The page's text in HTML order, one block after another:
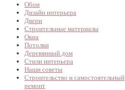
Обои
Дизайн интерьера
Двери
Строительные материалы
Окна
Потолки
Деревянный дом
Стили интерьера
Наши советы
Строительство и самостоятельный
ремонт